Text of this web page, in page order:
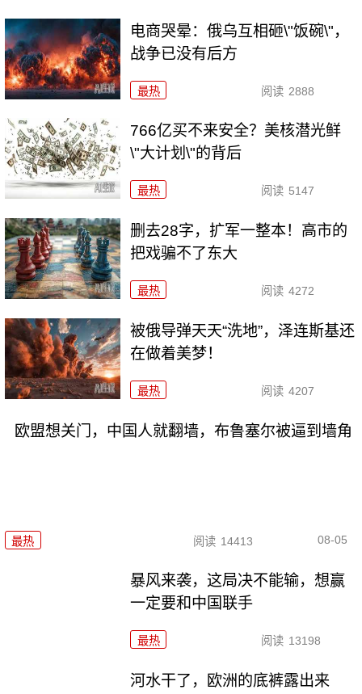
电商哭晕：俄乌互相砸\"饭碗\"，
战争已没有后方
最热 阅读 2888
766亿买不来安全？美核潜光鲜
\"大计划\"的背后
最热 阅读 5147
删去28字，扩军一整本！高市的
把戏骗不了东大
最热 阅读 4272
被俄导弹天天“洗地”，泽连斯基还
在做着美梦！
最热 阅读 4207
欧盟想关门，中国人就翻墙，布鲁塞尔被逼到墙角
最热 阅读 14413 08-05
暴风来袭，这局决不能输，想赢
一定要和中国联手
最热 阅读 13198
河水干了，欧洲的底裤露出来